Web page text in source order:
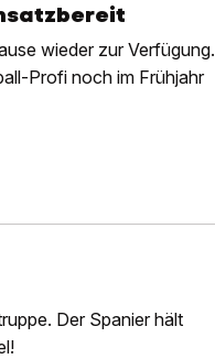
wieder zur Verfügung.
Profi noch im Frühjahr
Der Spanier hält